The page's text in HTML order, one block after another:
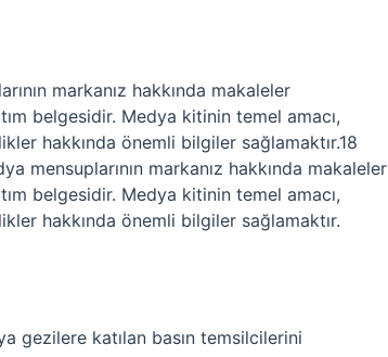
markanız hakkında makaleler
belgesidir. Medya kitinin temel amacı,
hakkında önemli bilgiler sağlamaktır.18
mensuplarının markanız hakkında makaleler
belgesidir. Medya kitinin temel amacı,
hakkında önemli bilgiler sağlamaktır.
gezilere katılan basın temsilcilerini